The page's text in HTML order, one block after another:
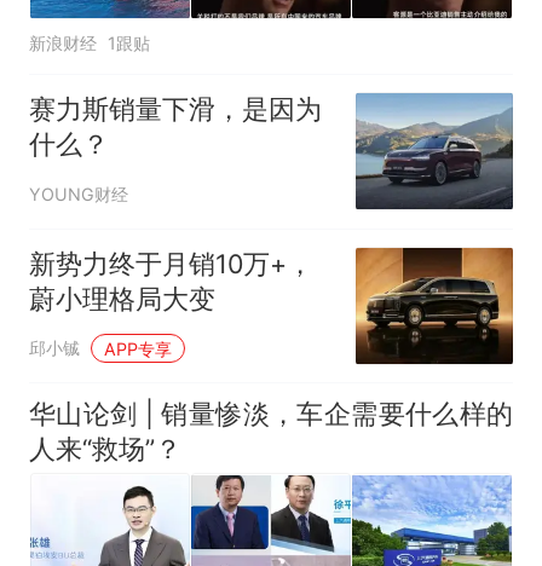
新浪财经 1跟贴
赛力斯销量下滑，是因为
什么？
YOUNG财经
新势力终于月销10万+，
蔚小理格局大变
邱小铖 APP专享
华山论剑 | 销量惨淡，车企需要什么样的
人来“救场”？